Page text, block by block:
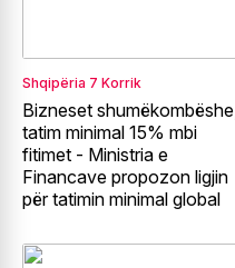
Shqipëria 7 Korrik
Bizneset shumëkombëshe,
tatim minimal 15% mbi
fitimet - Ministria e
Financave propozon ligjin
për tatimin minimal global